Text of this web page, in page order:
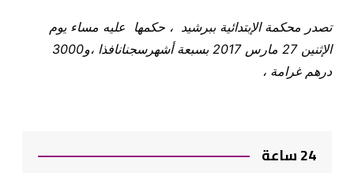
تصدر محكمة الإبتدائية ببرشيد ، حكمها عليه مساء يوم
الإثنين 27 مارس 2017 بسبعة أشهرسجنا
نافذا ، و3000
درهم غرامة ،
24 ساعة